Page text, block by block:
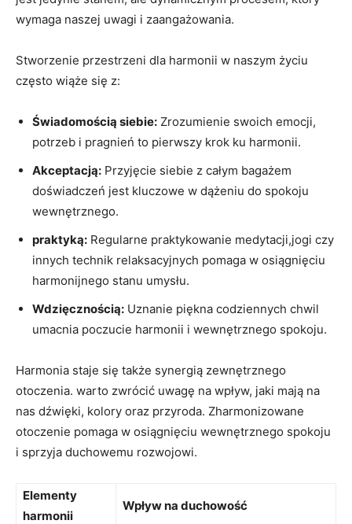
wymaga naszej uwagi i zaangażowania.
Stworzenie przestrzeni dla harmonii w naszym życiu
często wiąże się z:
Świadomością siebie: Zrozumienie swoich emocji,
potrzeb i pragnień to pierwszy krok ku harmonii.
Akceptacją: Przyjęcie siebie z całym bagażem
doświadczeń jest kluczowe w dążeniu do spokoju
wewnętrznego.
praktyką: Regularne praktykowanie medytacji,jogi czy
innych technik relaksacyjnych pomaga w osiągnięciu
harmonijnego stanu umysłu.
Wdzięcznością: Uznanie piękna codziennych chwil
umacnia poczucie harmonii i wewnętrznego spokoju.
Harmonia staje się także synergią zewnętrznego
otoczenia. warto zwrócić uwagę na wpływ, jaki mają na
nas dźwięki, kolory oraz przyroda. Zharmonizowane
otoczenie pomaga w osiągnięciu wewnętrznego spokoju
i sprzyja duchowemu rozwojowi.
Elementy
harmonii
Wpływ na duchowość